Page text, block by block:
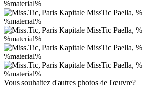
Vous souhaitez d'autres photos de l'œuvre?